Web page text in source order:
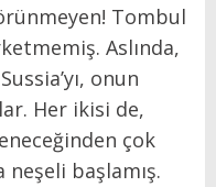
Tombul
Aslında,
onun
Her ikisi de,
çok
başlamış.